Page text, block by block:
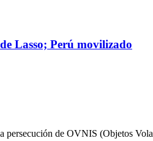
Lasso; Perú movilizado
persecución de OVNIS (Objetos